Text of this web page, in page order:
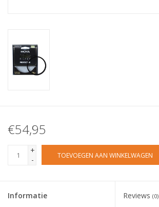
€54,95
+
-
TOEVOEGEN AAN WINKELWAGEN
Informatie Reviews (0)